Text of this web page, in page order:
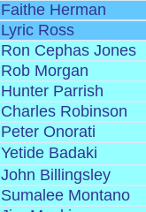
Faithe Herman
Lyric Ross
Ron Cephas Jones
Rob Morgan
Hunter Parrish
Charles Robinson
Peter Onorati
Yetide Badaki
John Billingsley
Sumalee Montano